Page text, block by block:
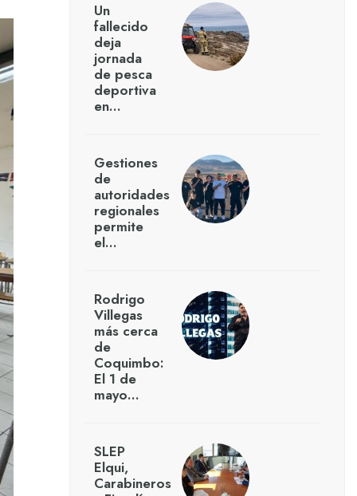
Un
fallecido
deja
jornada
de pesca
deportiva
en…
Gestiones
de
autoridades
regionales
permite
el…
Rodrigo
Villegas
más cerca
de
Coquimbo:
El 1 de
mayo…
SLEP
Elqui,
Carabineros